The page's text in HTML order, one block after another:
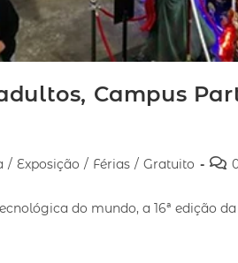
Campus
/ Exposição / Férias / Gratuito
do mundo, a 16ª edição